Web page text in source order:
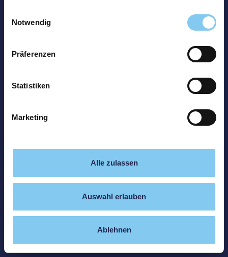
Notwendig
Präferenzen
Statistiken
Marketing
Alle zulassen
Auswahl erlauben
Ablehnen